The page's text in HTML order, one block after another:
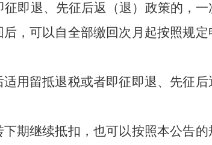
征即退、先征后返（退）政策的，
，可以自全部缴回次月起按照规
留抵退税或者即征即退、先征后
继续抵扣，也可以按照本公告的